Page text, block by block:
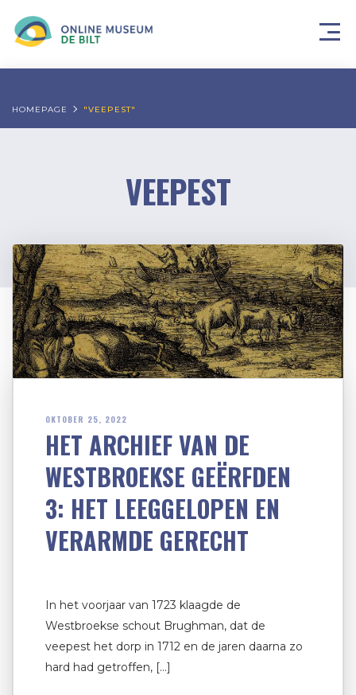
HOMEPAGE "VEEPEST"
VEEPEST
OKTOBER 25, 2022
HET ARCHIEF VAN DE
WESTBROEKSE GEËRFDEN
3: HET LEEGGELOPEN EN
VERARMDE GERECHT
In het voorjaar van 1723 klaagde de
Westbroekse schout Brughman, dat de
veepest het dorp in 1712 en de jaren daarna zo
hard had getroffen, […]